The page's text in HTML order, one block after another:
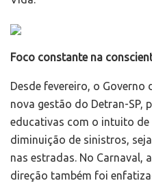
Foco constante na
Desde fevereiro, o Governo
nova gestão do Detran-SP,
educativas com o intuito
diminuição de sinistros,
nas estradas. No Carnaval,
direção também foi